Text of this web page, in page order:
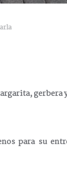
gerbera
para su